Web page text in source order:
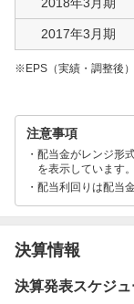
2017年3月期
EPS（実績・調整後
注意事項
配当金がレンジ形
を表示しています。
配当利回りは配当
決算情報
決算発表スケジ